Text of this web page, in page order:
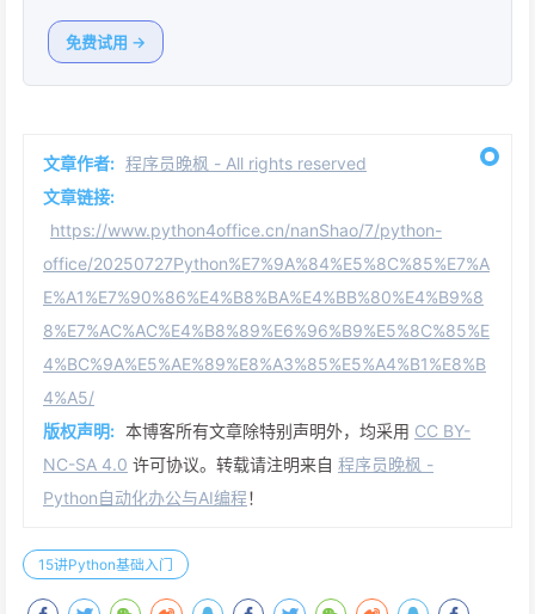
免费试用 →
文章作者: 程序员晚枫 - All rights reserved
文章链接:
https://www.python4office.cn/nanShao/7/python-
office/20250727Python%E7%9A%84%E5%8C%85%E7%A
E%A1%E7%90%86%E4%B8%BA%E4%BB%80%E4%B9%8
8%E7%AC%AC%E4%B8%89%E6%96%B9%E5%8C%85%E
4%BC%9A%E5%AE%89%E8%A3%85%E5%A4%B1%E8%B
4%A5/
版权声明: 本博客所有文章除特别声明外，均采用 CC BY-
NC-SA 4.0 许可协议。转载请注明来自 程序员晚枫 -
Python自动化办公与AI编程！
15讲Python基础入门